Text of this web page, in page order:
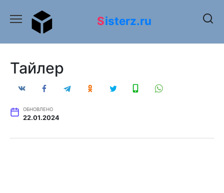
содержанию
Sisterz.ru
Тайлер
ОБНОВЛЕНО
22.01.2024